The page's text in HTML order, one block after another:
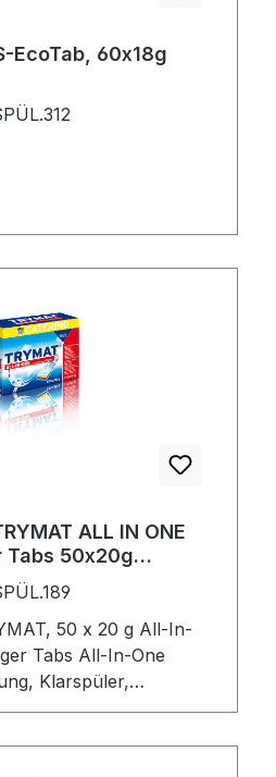
EcoTab, 60x18g
ALL IN ONE
Tabs 50x20g
50 x 20 g All-In-
All-In-One
Klarspüler,
Edelstahlglanz,